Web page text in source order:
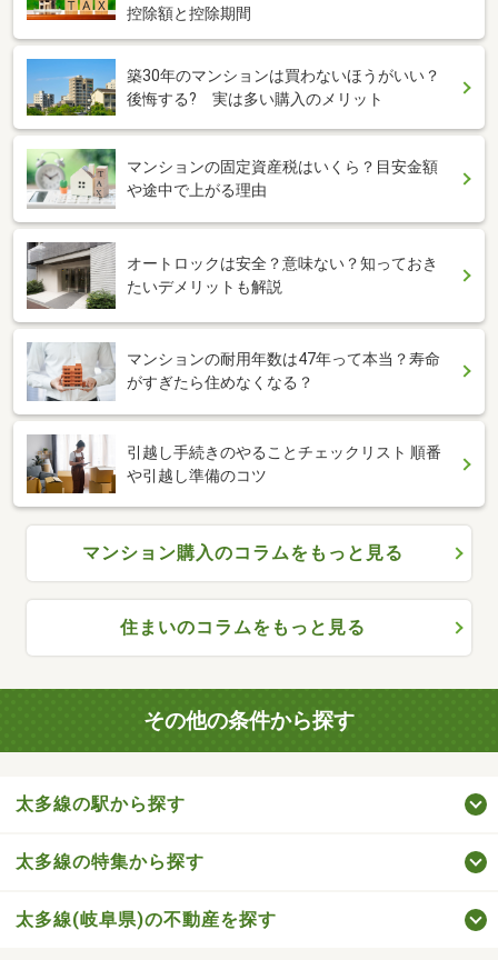
控除額と控除期間
築30年のマンションは買わないほうがいい？
後悔する? 実は多い購入のメリット
マンションの固定資産税はいくら？目安金額
や途中で上がる理由
オートロックは安全？意味ない？知っておき
たいデメリットも解説
マンションの耐用年数は47年って本当？寿命
がすぎたら住めなくなる？
引越し手続きのやることチェックリスト 順番
や引越し準備のコツ
マンション購入のコラムをもっと見る
住まいのコラムをもっと見る
その他の条件から探す
太多線の駅から探す
太多線の特集から探す
太多線(岐阜県)の不動産を探す